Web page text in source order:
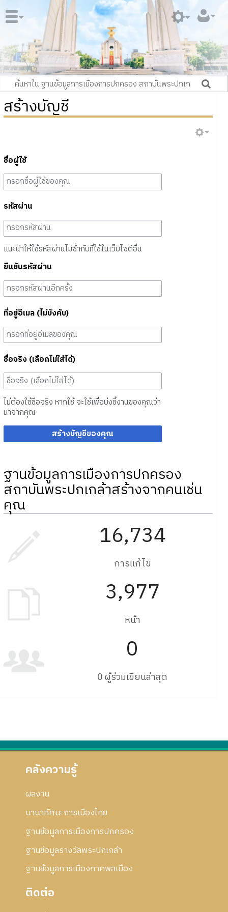
สร้างบัญชี
ชื่อผู้ใช้
รหัสผ่าน
แนะนำให้ใช้รหัสผ่านไม่ซ้ำกับที่ใช้ในเว็บไซต์อื่น
ยืนยันรหัสผ่าน
ที่อยู่อีเมล (ไม่บังคับ)
ชื่อจริง (เลือกไม่ใส่ได้)
ไม่ต้องใช้ชื่อจริง หากใช้ จะใช้เพื่อบ่งชี้งานของคุณว่า
มาจากคุณ
สร้างบัญชีของคุณ
ฐานข้อมูลการเมืองการปกครอง
สถาบันพระปกเกล้าสร้างจากคนเช่น
คุณ
16,734
การแก้ไข
3,977
หน้า
0
0 ผู้ร่วมเขียนล่าสุด
คลังความรู้
ผลงาน
นานาทัศนะการเมืองไทย
ฐานข้อมูลการเมืองการปกครอง
ฐานข้อมูลรางวัลพระปกเกล้า
ฐานข้อมูลการเมืองภาคพลเมือง
ติดต่อ